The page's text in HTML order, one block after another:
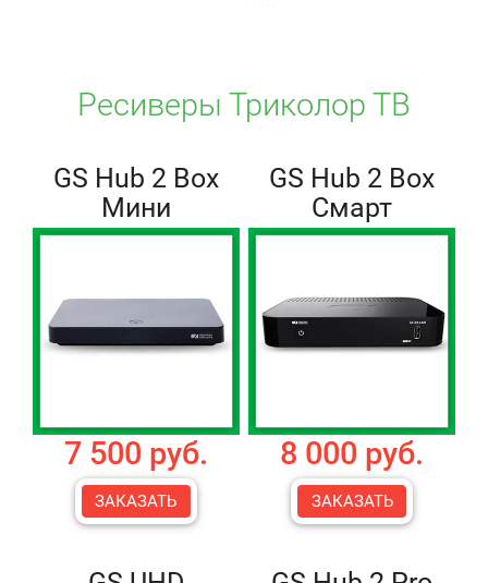
Ресиверы Триколор ТВ
GS Hub 2 Box
Мини
7 500 руб.
ЗАКАЗАТЬ
GS Hub 2 Box
Смарт
8 000 руб.
ЗАКАЗАТЬ